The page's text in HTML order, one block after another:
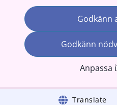
Godkänn
Godkänn
Anpassa
Gå till innehåll Translate